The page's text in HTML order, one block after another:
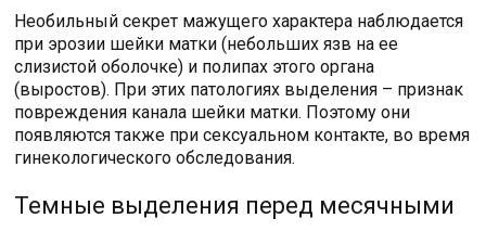
Необильный секрет мажущего характера наблюдается
при эрозии шейки матки (небольших язв на ее
слизистой оболочке) и полипах этого органа
(выростов). При этих патологиях выделения – признак
повреждения канала шейки матки. Поэтому они
появляются также при сексуальном контакте, во время
гинекологического обследования.
Темные выделения перед месячными